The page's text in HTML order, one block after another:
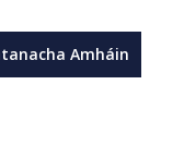
Amháin